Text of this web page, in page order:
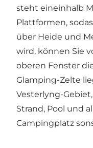
steht eineinhalb
Plattformen,
über Heide und
wird, können Sie
oberen Fenster
Glamping-Zelte
Vesterlyng-
Strand, Pool und
Campingplatz